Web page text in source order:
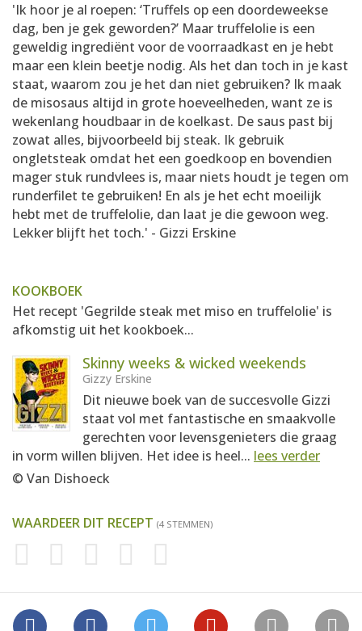
'Ik hoor je al roepen: ‘Truffels op een doordeweekse
dag, ben je gek geworden?’ Maar truffelolie is een
geweldig ingrediënt voor de voorraadkast en je hebt
maar een klein beetje nodig. Als het dan toch in je kast
staat, waarom zou je het dan niet gebruiken? Ik maak
de misosaus altijd in grote hoeveelheden, want ze is
wekenlang houdbaar in de koelkast. De saus past bij
zowat alles, bijvoorbeeld bij steak. Ik gebruik
ongletsteak omdat het een goedkoop en bovendien
mager stuk rundvlees is, maar niets houdt je tegen om
runderfilet te gebruiken! En als je het echt moeilijk
hebt met de truffelolie, dan laat je die gewoon weg.
Lekker blijft het toch.' - Gizzi Erskine
KOOKBOEK
Het recept 'Gegrilde steak met miso en truffelolie' is
afkomstig uit het kookboek...
Skinny weeks & wicked weekends
Gizzy Erskine
Dit nieuwe boek van de succesvolle Gizzi
staat vol met fantastische en smaakvolle
gerechten voor levensgenieters die graag
in vorm willen blijven. Het idee is heel... lees verder
© Van Dishoeck
WAARDEER DIT RECEPT (4 STEMMEN)